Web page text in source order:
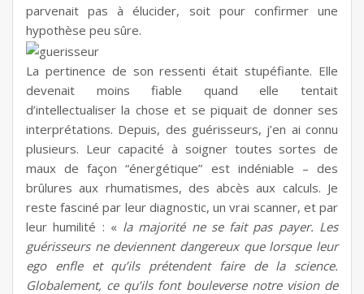
parvenait pas à élucider, soit pour confirmer une
hypothèse peu sûre.
La pertinence de son ressenti était stupéfiante. Elle
devenait moins fiable quand elle tentait
d’intellectualiser la chose et se piquait de donner ses
interprétations. Depuis, des guérisseurs, j’en ai connu
plusieurs. Leur capacité à soigner toutes sortes de
maux de façon “énergétique” est indéniable – des
brûlures aux rhumatismes, des abcès aux calculs. Je
reste fasciné par leur diagnostic, un vrai scanner, et par
leur humilité : « la majorité ne se fait pas payer. Les
guérisseurs ne deviennent dangereux que lorsque leur
ego enfle et qu’ils prétendent faire de la science.
Globalement, ce qu’ils font bouleverse notre vision de